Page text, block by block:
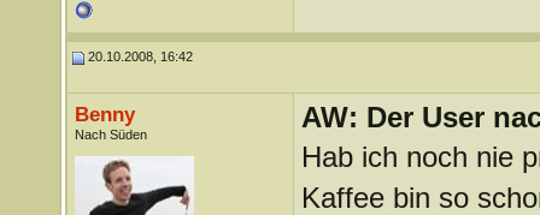
20.10.2008, 16:42
Benny
Nach Süden
AW: Der User
Hab ich noch nie
Kaffee bin so